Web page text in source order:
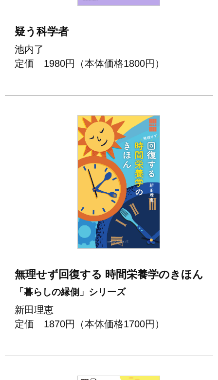
疑う科学者
池内了
定価 1980円（本体価格1800円）
無理せず回復する 時間栄養学のきほん
「暮らしの縁側」シリーズ
新田理恵
定価 1870円（本体価格1700円）